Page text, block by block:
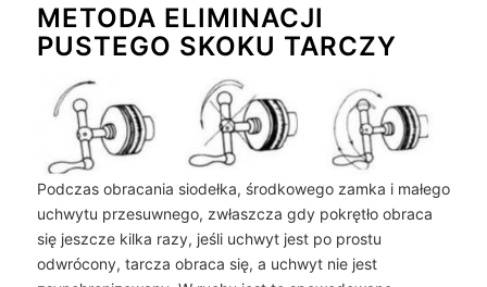
METODA ELIMINACJI
PUSTEGO SKOKU TARCZY
Podczas obracania siodełka, środkowego zamka i małego
uchwytu przesuwnego, zwłaszcza gdy pokrętło obraca
się jeszcze kilka razy, jeśli uchwyt jest po prostu
odwrócony, tarcza obraca się, a uchwyt nie jest